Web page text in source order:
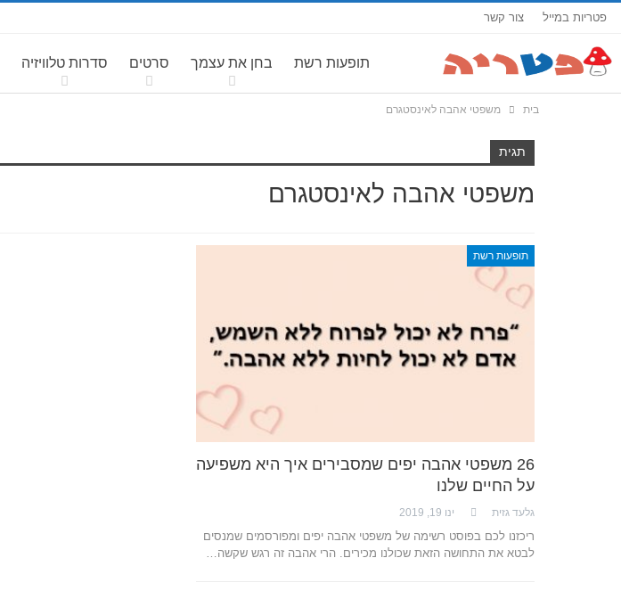
פטריות במייל צור קשר
תופעות רשת בחן את עצמך סרטים סדרות טלוויזיה
בית משפטי אהבה לאינסטגרם
תגית
משפטי אהבה לאינסטגרם
תופעות רשת
26 משפטי אהבה יפים שמסבירים איך היא משפיעה
על החיים שלנו
גלעד גזית ינו 19, 2019
ריכזנו לכם בפוסט רשימה של משפטי אהבה יפים ומפורסמים שמנסים
לבטא את התחושה הזאת שכולנו מכירים. הרי אהבה זה רגש שקשה…